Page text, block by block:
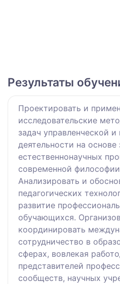
Результаты
Проектировать и
исследовательские
задач управленческой и
деятельности на
естественнонаучных
современной
Анализировать и
педагогических
развитие
обучающихся.
координировать
сотрудничество в
сферах, вовлекая
представителей
сообществ, научных